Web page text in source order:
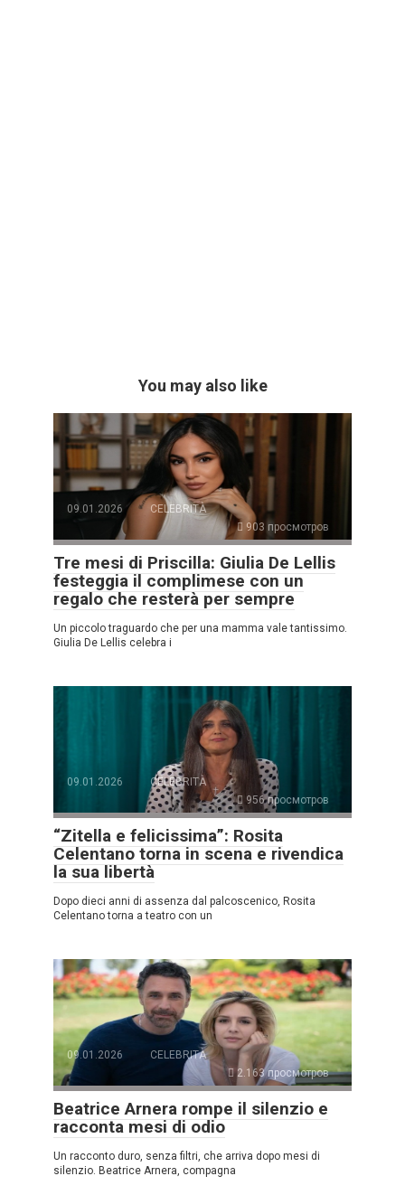
You may also like
09.01.2026
CELEBRITÀ
903 просмотров
Tre mesi di Priscilla: Giulia De Lellis
festeggia il complimese con un
regalo che resterà per sempre
Un piccolo traguardo che per una mamma vale tantissimo.
Giulia De Lellis celebra i
09.01.2026
CELEBRITÀ
956 просмотров
“Zitella e felicissima”: Rosita
Celentano torna in scena e rivendica
la sua libertà
Dopo dieci anni di assenza dal palcoscenico, Rosita
Celentano torna a teatro con un
09.01.2026
CELEBRITÀ
2.163 просмотров
Beatrice Arnera rompe il silenzio e
racconta mesi di odio
Un racconto duro, senza filtri, che arriva dopo mesi di
silenzio. Beatrice Arnera, compagna